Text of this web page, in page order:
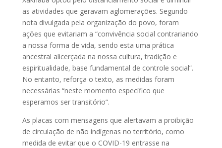
as atividades que geravam aglomerações. Segundo
nota divulgada pela organização do povo, foram
ações que evitariam a “convivência social contrariando
a nossa forma de vida, sendo esta uma prática
ancestral alicerçada na nossa cultura, tradição e
espiritualidade, base fundamental de controle social”.
No entanto, reforça o texto, as medidas foram
necessárias “neste momento específico que
esperamos ser transitório”.
As placas com mensagens que alertavam a proibição
de circulação de não indígenas no território, como
medida de evitar que o COVID-19 entrasse na